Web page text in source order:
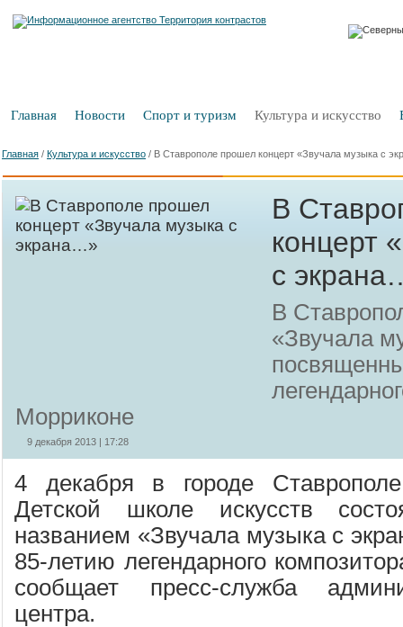
Главная Новости Спорт и туризм Культура и искусство
Главная / Культура и искусство / В Ставрополе прошел концерт «Звучала музыка с
В
концерт
с
В
«Звучала
Морриконе
9 декабря 2013 | 17:28
4 декабря в городе
Детской школе искусств
названием «Звучала музыка с
85-летию легендарного
сообщает пресс-служба
центра.